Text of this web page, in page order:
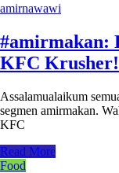
amirnawawi
#amirmakan:
KFC Krusher!
Assalamualaikum
segmen amirmakan.
KFC
Read More
Food